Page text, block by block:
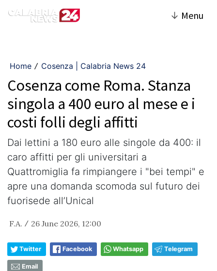
↓ Menu
Home / Cosenza | Calabria News 24
Cosenza come Roma. Stanza
singola a 400 euro al mese e i
costi folli degli affitti
Dai lettini a 180 euro alle singole da 400: il
caro affitti per gli universitari a
Quattromiglia fa rimpiangere i "bei tempi" e
apre una domanda scomoda sul futuro dei
fuorisede all’Unical
F.A. / 26 June 2026, 12:00
Twitter Facebook Whatsapp Telegram
Email